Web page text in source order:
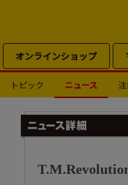
オンラインショップ
トピック ニュース